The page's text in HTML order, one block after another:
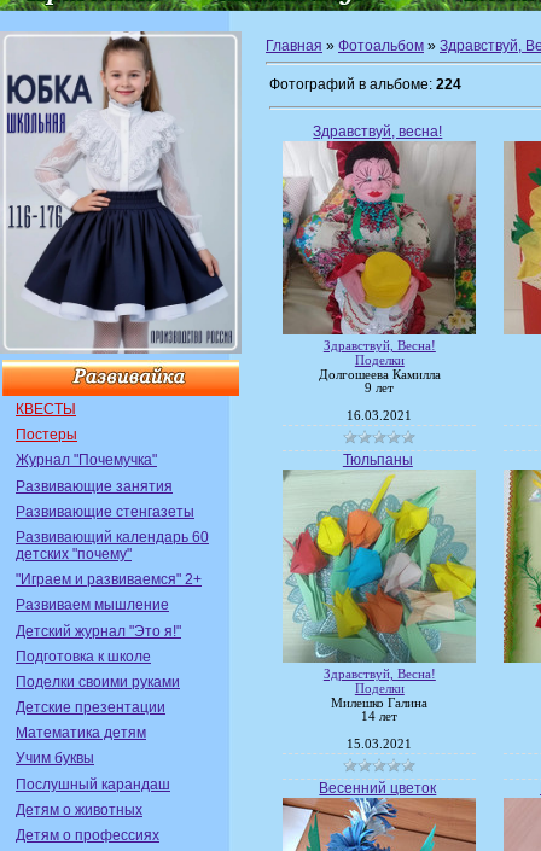
КВЕСТЫ
Постеры
Журнал "Почемучка"
Развивающие занятия
Развивающие стенгазеты
Развивающий календарь 60
детских "почему"
"Играем и развиваемся" 2+
Развиваем мышление
Детский журнал "Это я!"
Подготовка к школе
Поделки своими руками
Детские презентации
Математика детям
Учим буквы
Послушный карандаш
Детям о животных
Детям о профессиях
Главная » Фотоальбом » Здравствуй,
Фотографий в альбоме: 224
Здравствуй, весна!
Здравствуй, Весна!
Поделки
Долгошеева Камилла
9 лет
16.03.2021
Тюльпаны
Здравствуй, Весна!
Поделки
Милешко Галина
14 лет
15.03.2021
Весенний цветок